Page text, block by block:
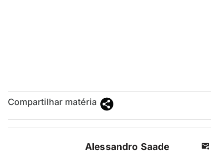
Compartilhar matéria
Alessandro Saade